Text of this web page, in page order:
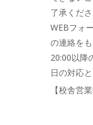
了承くださ
WEBフォ
の連絡を
20:00以降
日の対応と
【校舎営